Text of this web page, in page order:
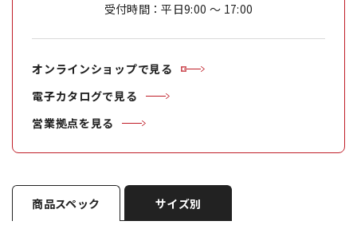
受付時間：平日9:00 ～ 17:00
オンラインショップで見る
電子カタログで見る
営業拠点を見る
商品スペック サイズ別